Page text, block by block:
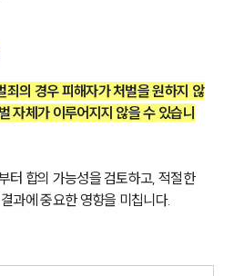
죄의 경우 피해자가 처벌을 원하지 않
자체가 이루어지지 않을 수 있습니
터 합의 가능성을 검토하고, 적절한
과에 중요한 영향을 미칩니다.